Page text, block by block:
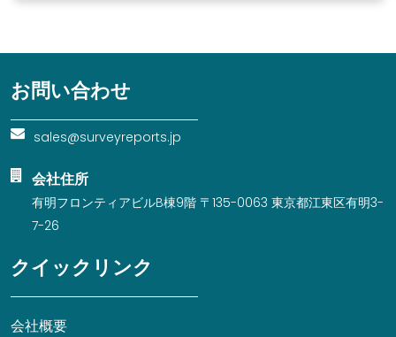
お問い合わせ
sales@surveyreports.jp
会社住所
有明フロンティアビルB棟9階 〒135-0063 東京都江東区有明3-
7-26
クイックリンク
会社概要